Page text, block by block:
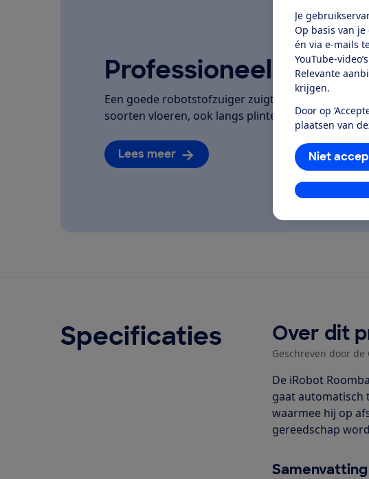
Je
Op basis van
én via e-mails
YouTube-
Relevante
krijgen.
Door op
plaatsen van
Niet
Instellingen
Professioneel getest
Een goede robotstofzuiger zuigt stof en vuil goed
soorten vloeren, ook langs plinten. Hoekjes
Lees meer
Specificaties Over dit
Geschreven door
De iRobot
gaat automatisch
waarmee hij op
gereedschap
Samenvatting